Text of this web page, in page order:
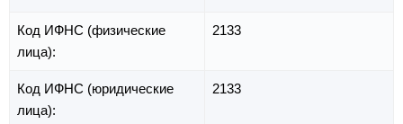
Код ИФНС (физические
лица):
2133
Код ИФНС (юридические
лица):
2133